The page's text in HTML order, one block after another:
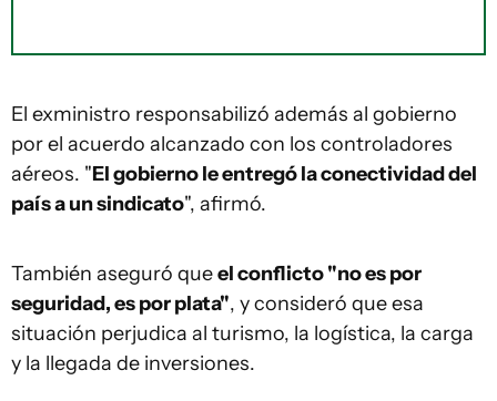
El exministro responsabilizó además al gobierno
por el acuerdo alcanzado con los controladores
aéreos. "El gobierno le entregó la conectividad del
país a un sindicato", afirmó.
También aseguró queel conflicto "no es por
seguridad, es por plata", y consideró que esa
situación perjudica al turismo, la logística, la carga
y la llegada de inversiones.